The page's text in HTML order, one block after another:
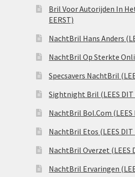
Bril Voor Autorijden In
EERST)
NachtBril Hans Anders
NachtBril Op Sterkte
Specsavers NachtBril
Sightnight Bril (LEES DIT
NachtBril Bol.Com (LEES
NachtBril Etos (LEES DIT
NachtBril Overzet (LEES
NachtBril Ervaringen